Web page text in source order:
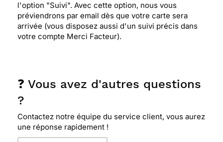
l'option "Suivi". Avec cette option, nous vous
préviendrons par email dès que votre carte sera
arrivée (vous disposez aussi d'un suivi précis dans
votre compte Merci Facteur).
❓ Vous avez d'autres questions
?
Contactez notre équipe du service client, vous aurez
une réponse rapidement !